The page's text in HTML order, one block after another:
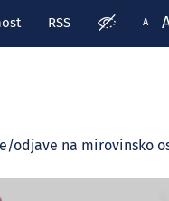
RSS A
odjave na mirovinsko